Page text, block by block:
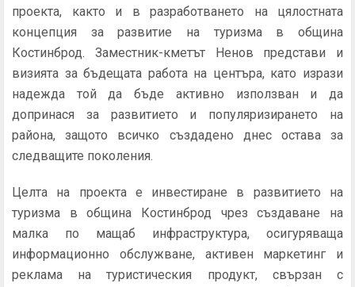
проекта, както и в разработването на цялостната
концепция за развитие на туризма в община
Костинброд. Заместник-кметът Ненов представи и
визията за бъдещата работа на центъра, като изрази
надежда той да бъде активно използван и да
допринася за развитието и популяризирането на
района, защото всичко създадено днес остава за
следващите поколения.
Целта на проекта е инвестиране в развитието на
туризма в община Костинброд чрез създаване на
малка по мащаб инфраструктура, осигуряваща
информационно обслужване, активен маркетинг и
реклама на туристическия продукт, свързан с